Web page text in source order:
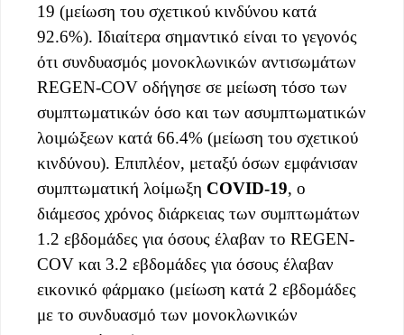
19 (μείωση του σχετικού κινδύνου κατά
92.6%). Ιδιαίτερα σημαντικό είναι το γεγονός
ότι συνδυασμός μονοκλωνικών αντισωμάτων
REGEN-COV οδήγησε σε μείωση τόσο των
συμπτωματικών όσο και των ασυμπτωματικών
λοιμώξεων κατά 66.4% (μείωση του σχετικού
κινδύνου). Επιπλέον, μεταξύ όσων εμφάνισαν
συμπτωματική λοίμωξη COVID-19, ο
διάμεσος χρόνος διάρκειας των συμπτωμάτων
1.2 εβδομάδες για όσους έλαβαν το REGEN-
COV και 3.2 εβδομάδες για όσους έλαβαν
εικονικό φάρμακο (μείωση κατά 2 εβδομάδες
με το συνδυασμό των μονοκλωνικών